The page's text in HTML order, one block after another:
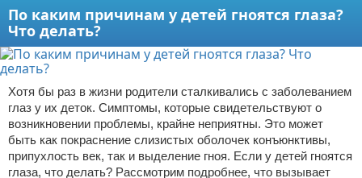
По каким причинам у детей гноятся глаза?
Что делать?
Хотя бы раз в жизни родители сталкивались с заболеванием
глаз у их деток. Симптомы, которые свидетельствуют о
возникновении проблемы, крайне неприятны. Это может
быть как покраснение слизистых оболочек конъюнктивы,
припухлость век, так и выделение гноя. Если у детей гноятся
глаза, что делать? Рассмотрим подробнее, что вызывает